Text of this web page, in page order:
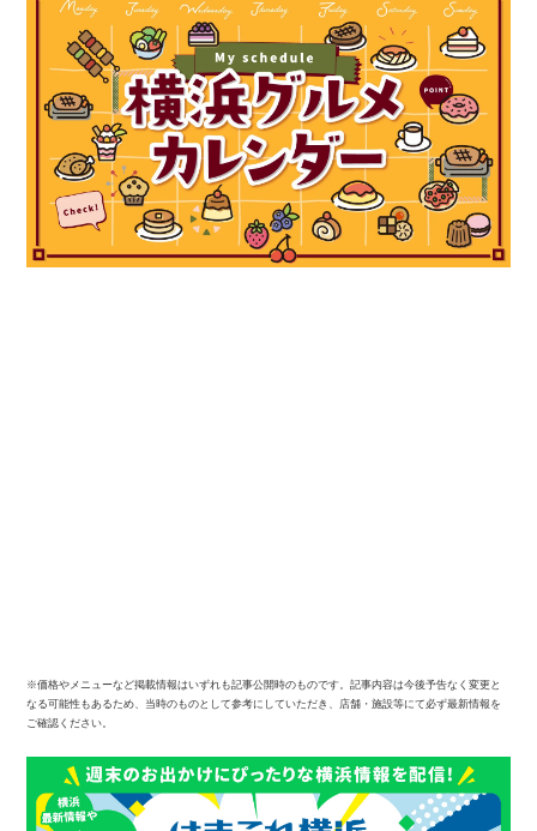
※価格やメニューなど掲載情報はいずれも記事公開時のものです。記事内容は今後予告なく変更と
なる可能性もあるため、当時のものとして参考にしていただき、店舗・施設等にて必ず最新情報を
ご確認ください。